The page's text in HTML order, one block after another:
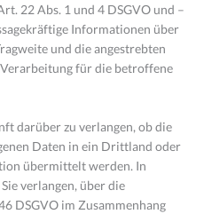
22 Abs. 1 und 4 DSGVO und –
Informationen über
und die angestrebten
für die betroffene
darüber zu verlangen, ob die
Daten in ein Drittland oder
übermittelt werden. In
verlangen, über die
DSGVO im Zusammenhang